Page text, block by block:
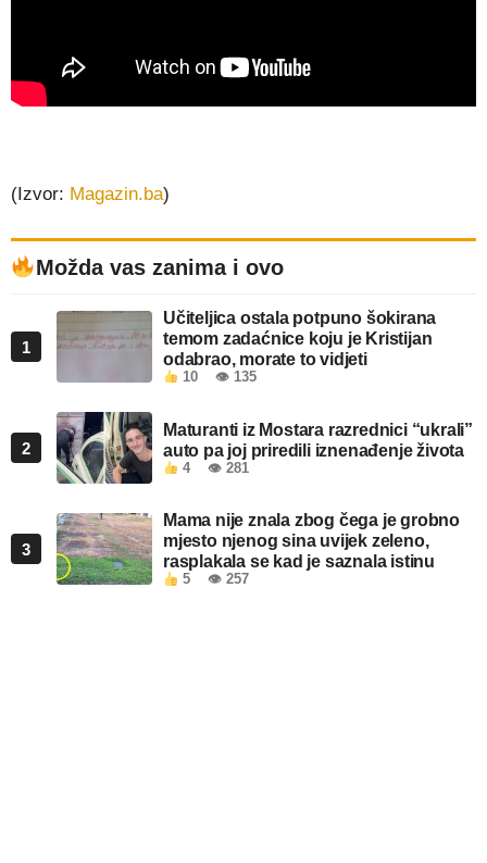
(Izvor: Magazin.ba)
Možda vas zanima i ovo
1
Učiteljica ostala potpuno šokirana
temom zadaćnice koju je Kristijan
odabrao, morate to vidjeti
10 👁 135
2
Maturanti iz Mostara razrednici “ukrali”
auto pa joj priredili iznenađenje života
4 👁 281
3
Mama nije znala zbog čega je grobno
mjesto njenog sina uvijek zeleno,
rasplakala se kad je saznala istinu
5 👁 257